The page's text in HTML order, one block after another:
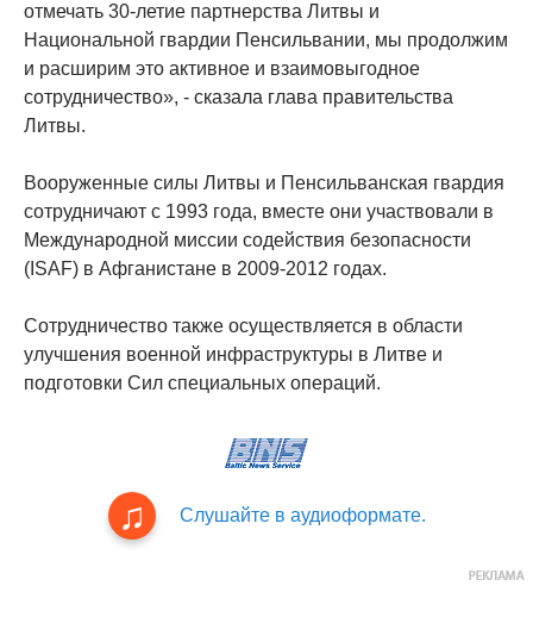
отмечать 30-летие партнерства Литвы и
Национальной гвардии Пенсильвании, мы продолжим
и расширим это активное и взаимовыгодное
сотрудничество», - сказала глава правительства
Литвы.
Вооруженные силы Литвы и Пенсильванская гвардия
сотрудничают с 1993 года, вместе они участвовали в
Международной миссии содействия безопасности
(ISAF) в Афганистане в 2009-2012 годах.
Сотрудничество также осуществляется в области
улучшения военной инфраструктуры в Литве и
подготовки Сил специальных операций.
Слушайте в аудиоформате.